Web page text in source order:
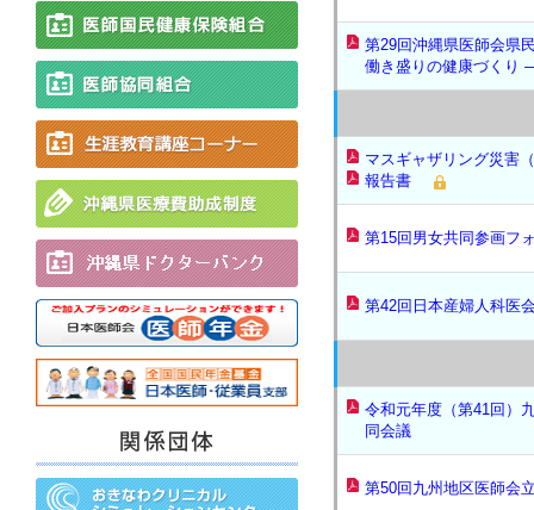
第29回沖縄県医師会県
働き盛りの健康づくり
マスギャザリング災害
報告書
第15回男女共同参画フ
第42回日本産婦人科医
令和元年度（第41回）
同会議
第50回九州地区医師会